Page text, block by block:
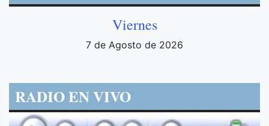
Viernes
7 de Agosto de 2026
RADIO EN VIVO